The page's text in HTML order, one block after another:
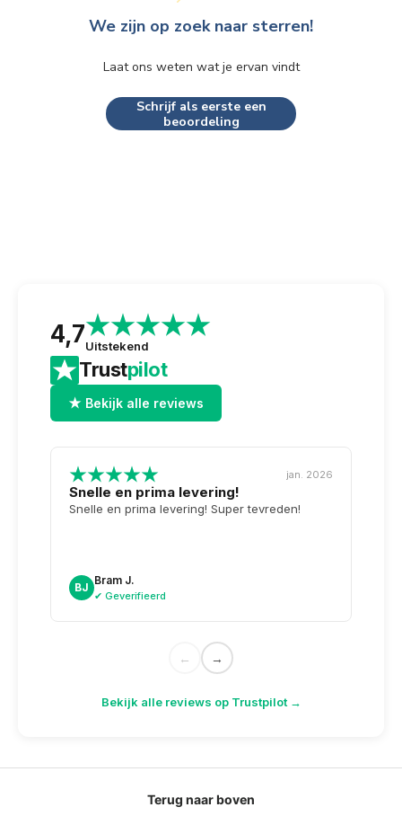
We zijn op zoek naar sterren!
Laat ons weten wat je ervan vindt
Schrijf als eerste een
beoordeling
4,7Uitstekend
Trustpilot
★ Bekijk alle reviews
jan. 2026
Snelle en prima levering!
Snelle en prima levering! Super tevreden!
BJ
Bram J.
✔ Geverifieerd
← →
Bekijk alle reviews op Trustpilot →
Terug naar boven